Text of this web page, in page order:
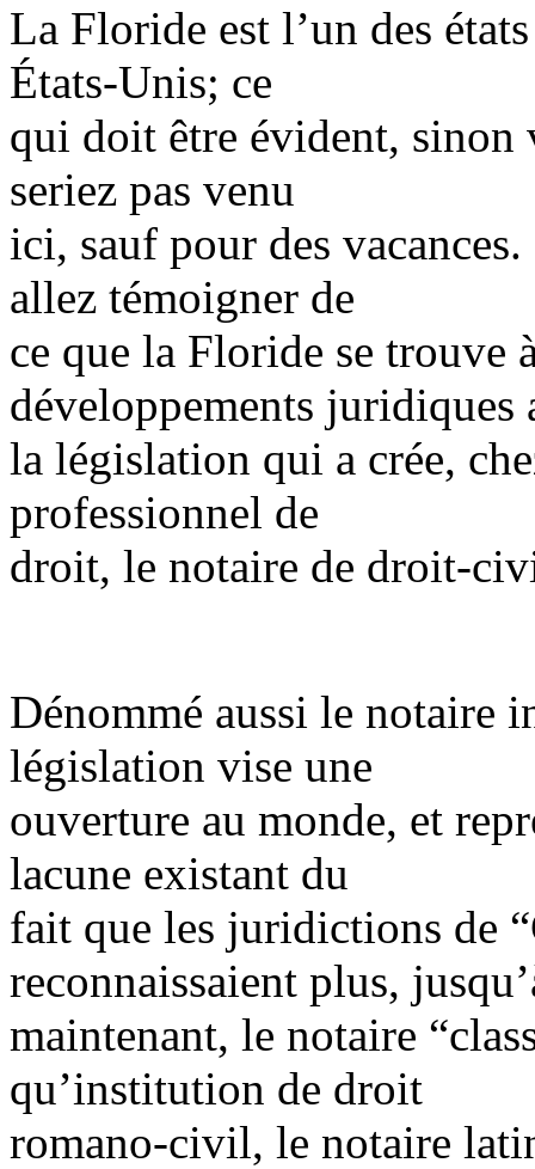
La Floride est l’un des
États-Unis; ce
qui doit être évident, sinon
seriez pas venu
ici, sauf pour des
allez témoigner de
ce que la Floride se trouve
développements juridiques
la législation qui a crée,
professionnel de
droit, le notaire de droit-
Dénommé aussi le notaire
législation vise une
ouverture au monde, et
lacune existant du
fait que les juridictions de
reconnaissaient plus,
maintenant, le notaire
qu’institution de droit
romano-civil, le notaire